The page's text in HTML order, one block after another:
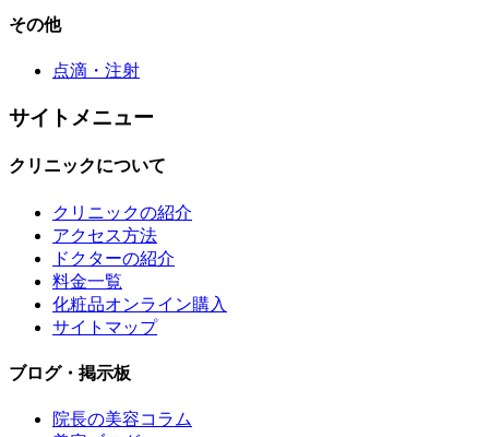
その他
点滴・注射
サイトメニュー
クリニックについて
クリニックの紹介
アクセス方法
ドクターの紹介
料金一覧
化粧品オンライン購入
サイトマップ
ブログ・掲示板
院長の美容コラム